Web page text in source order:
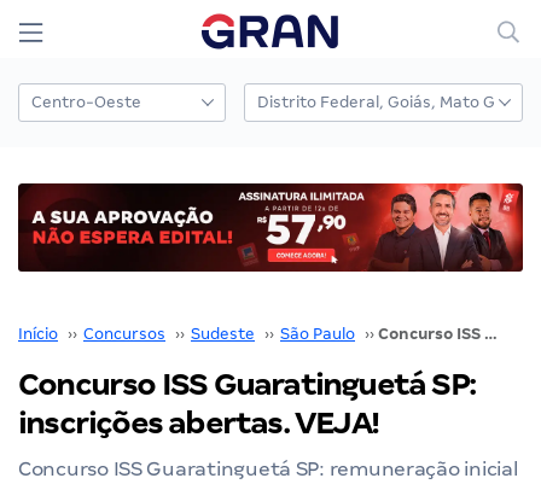
Início ›› Concursos ›› Sudeste ›› São Paulo ›› Concurso ISS Guaratinguetá SP: inscrições abertas. VEJA!
Concurso ISS Guaratinguetá SP:
inscrições abertas. VEJA!
Concurso ISS Guaratinguetá SP: remuneração inicial